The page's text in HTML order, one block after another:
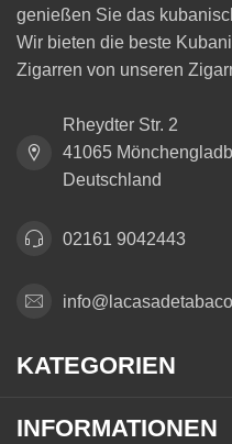
genießen Sie das
Wir bieten die beste
Zigarren von unseren
Rheydter Str. 2
41065
Deutschland
02161 9042443
KATEGORIEN
INFORMATIONEN